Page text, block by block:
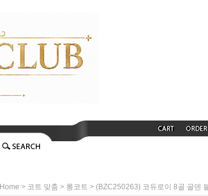
Home > 코트 맞춤 > 롱코트 > (BZC250263) 코듀로이 8골 골덴